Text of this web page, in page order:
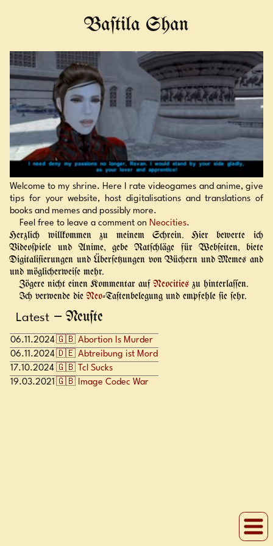
Baſtila Shan
Welcome to my s­hrine. Here I rate videogames and anime, give
tips for your webs­ite, hos­t digitalis­ations and trans­lations of
books and memes and pos­sibly more.
Feel free to leave a comment on Neocities.
Herzlich willkommen zu meinem Schrein. Hier bewerte ich
Videoſpiele und Anime, gebe Ratſchläge für Webſeiten, biete
Digitaliſierungen und Überſetzungen von Büchern und Memes and
und möglicherweiſe mehr.
Zögere nicht einen Kommentar aufNeocities zu hinterlaſſen.
Ich verwende dieNeo-Taſtenbelegung und empfehle ſie ſehr.
Latest– Neuſte
06.11.2024🇬🇧 Abortion Is Murder
06.11.2024🇩🇪 Abtreibung ist Mord
17.10.2024 🇬🇧 Tcl Sucks
19.03.2021 🇬🇧 Image Codec War